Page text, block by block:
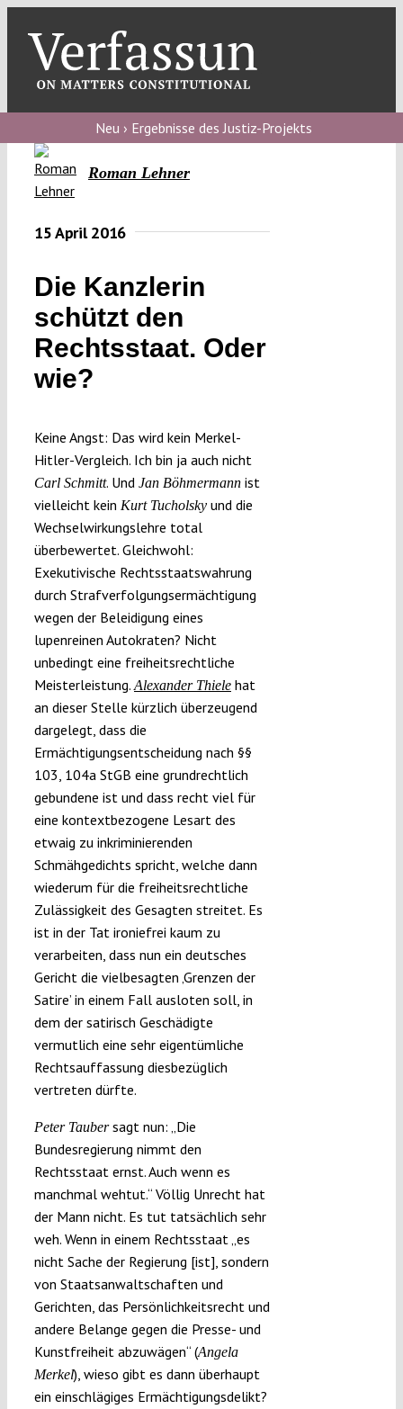
content
blog
Verfassungs
Verfassungs
Verfassungs
editorial
Funding
Neu › Ergebnisse des Justiz-Projekts
Roman Lehner
15 April 2016
Die Kanzlerin
schützt den
Rechtsstaat. Oder
wie?
Keine Angst: Das wird kein Merkel-
Hitler-Vergleich. Ich bin ja auch nicht
Carl Schmitt. Und Jan Böhmermannist
vielleicht kein Kurt Tucholskyund die
Wechselwirkungslehre total
überbewertet. Gleichwohl:
Exekutivische Rechtsstaatswahrung
durch Strafverfolgungsermächtigung
wegen der Beleidigung eines
lupenreinen Autokraten? Nicht
unbedingt eine freiheitsrechtliche
Meisterleistung.Alexander Thielehat
an dieser Stelle kürzlich überzeugend
dargelegt, dass die
Ermächtigungsentscheidung nach §§
103, 104a StGB eine grundrechtlich
gebundene ist und dass recht viel für
eine kontextbezogene Lesart des
etwaig zu inkriminierenden
Schmähgedichts spricht, welche dann
wiederum für die freiheitsrechtliche
Zulässigkeit des Gesagten streitet. Es
ist in der Tat ironiefrei kaum zu
verarbeiten, dass nun ein deutsches
Gericht die vielbesagten ‚Grenzen der
Satire’ in einem Fall ausloten soll, in
dem der satirisch Geschädigte
vermutlich eine sehr eigentümliche
Rechtsauffassung diesbezüglich
vertreten dürfte.
Peter Taubersagt nun: „Die
Bundesregierung nimmt den
Rechtsstaat ernst. Auch wenn es
manchmal wehtut.“ Völlig Unrecht hat
der Mann nicht. Es tut tatsächlich sehr
weh. Wenn in einem Rechtsstaat „es
nicht Sache der Regierung [ist], sondern
von Staatsanwaltschaften und
Gerichten, das Persönlichkeitsrecht und
andere Belange gegen die Presse- und
Kunstfreiheit abzuwägen“ (Angela
Merkel), wieso gibt es dann überhaupt
ein einschlägiges Ermächtigungsdelikt?